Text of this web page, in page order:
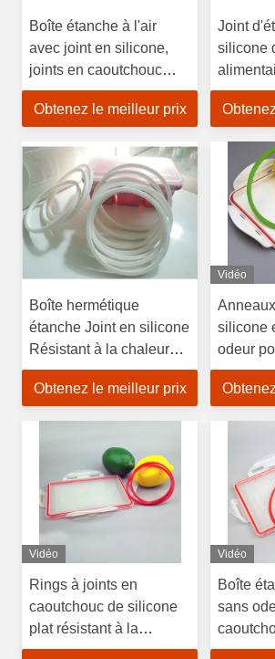
Boîte étanche à l'air
avec joint en silicone,
joints en caoutchouc
haute température, ne
jaunit pas
Obtenez le meilleur prix
Joint
silicone
toriques
haute
Boîte hermétique
étanche Joint en silicone
Résistant à la chaleur
Joint en silicone Anti-
usure
Obtenez le meilleur prix
Vidéo
silicone
odeur
Vidéo
Rings à joints en
caoutchouc de silicone
plat résistant à la
déchirure pour récipient
Vidéo
Boîte
sans